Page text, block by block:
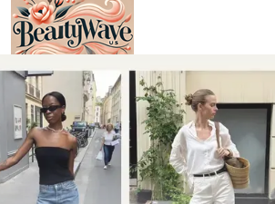
Главная
En
Es
Ru